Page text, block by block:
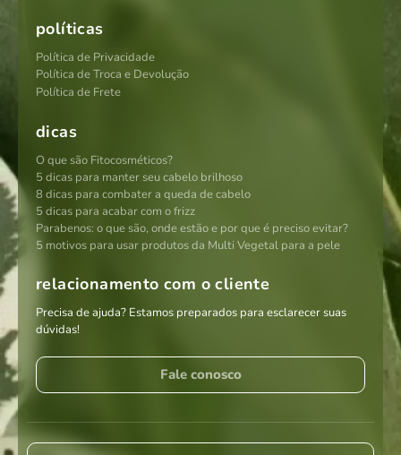
políticas
Política de Privacidade
Política de Troca e Devolução
Política de Frete
dicas
O que são Fitocosméticos?
5 dicas para manter seu cabelo brilhoso
8 dicas para combater a queda de cabelo
5 dicas para acabar com o frizz
Parabenos: o que são, onde estão e por que é preciso evitar?
5 motivos para usar produtos da Multi Vegetal para a pele
relacionamento com o cliente
Precisa de ajuda? Estamos preparados para esclarecer suas
dúvidas!
Fale conosco